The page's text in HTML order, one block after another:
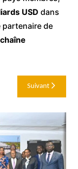
USD dans
de
chaîne
Suivant